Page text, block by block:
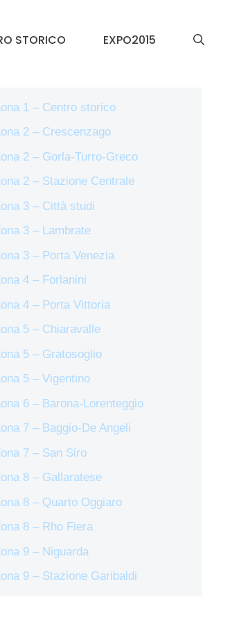
STORICO EXPO2015
1 – Centro storico
2 – Crescenzago
2 – Gorla-Turro-Greco
2 – Stazione Centrale
3 – Città studi
3 – Lambrate
3 – Porta Venezia
4 – Forlanini
4 – Porta Vittoria
5 – Chiaravalle
5 – Gratosoglio
5 – Vigentino
6 – Barona-Lorenteggio
7 – Baggio-De Angeli
7 – San Siro
8 – Gallaratese
8 – Quarto Oggiaro
8 – Rho Fiera
9 – Niguarda
9 – Stazione Garibaldi